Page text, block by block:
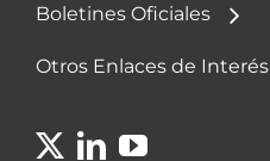
Boletines Oficiales
Otros Enlaces de Interés